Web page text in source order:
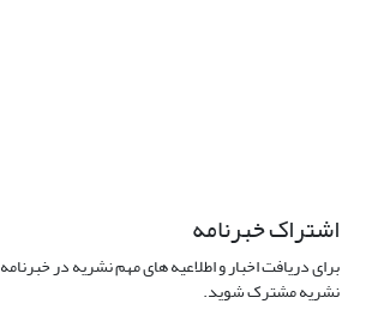
اشتراک خبرنامه
برای دریافت اخبار و اطلاعیه های مهم نشریه در خبرنامه
نشریه مشترک شوید.